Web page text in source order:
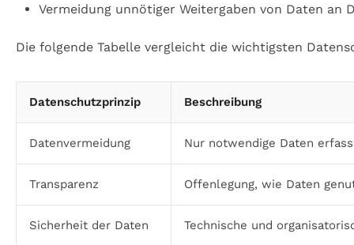
Vermeidung unnötiger Weitergaben von Daten an
Die folgende Tabelle vergleicht die wichtigsten
Datenschutzprinzip Beschreibung
Datenvermeidung Nur notwendige Daten
Transparenz Offenlegung, wie Daten
Sicherheit der Daten Technische und